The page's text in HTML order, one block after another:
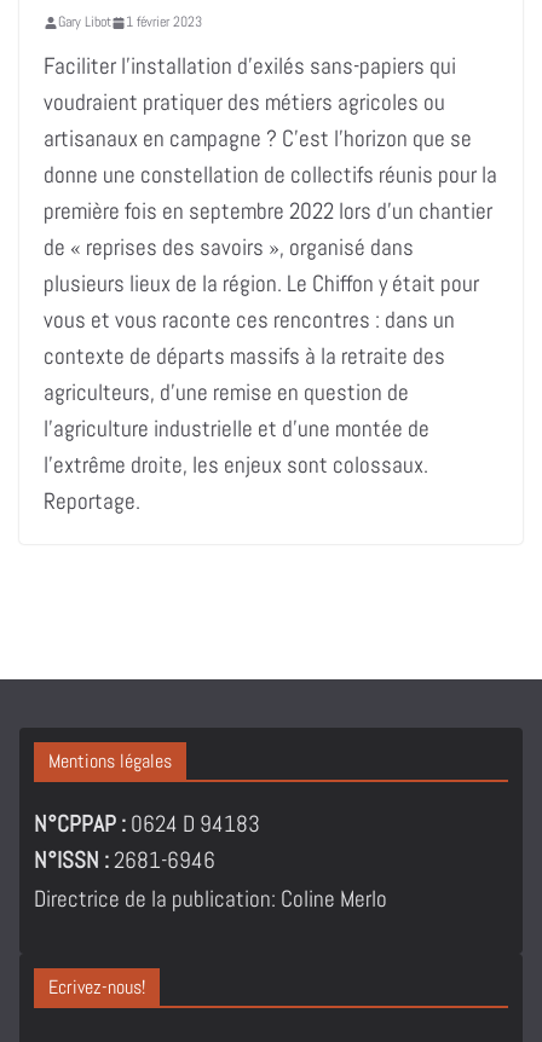
Gary Libot 1 février 2023
Faciliter l’installation d’exilés sans-papiers qui
voudraient pratiquer des métiers agricoles ou
artisanaux en campagne ? C’est l’horizon que se
donne une constellation de collectifs réunis pour la
première fois en septembre 2022 lors d’un chantier
de « reprises des savoirs », organisé dans
plusieurs lieux de la région. Le Chiffon y était pour
vous et vous raconte ces rencontres : dans un
contexte de départs massifs à la retraite des
agriculteurs, d’une remise en question de
l’agriculture industrielle et d’une montée de
l’extrême droite, les enjeux sont colossaux.
Reportage.
Mentions légales
N°CPPAP : 0624 D 94183
N°ISSN :2681-6946
Directrice de la publication: Coline Merlo
Ecrivez-nous!